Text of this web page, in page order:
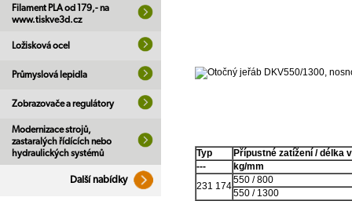
Filament PLA od 179,- na
www.tiskve3d.cz
Ložisková ocel
Průmyslová lepidla
Zobrazovače a regulátory
Modernizace strojů,
zastaralých řídících nebo
hydraulických systémů
Další nabídky
Typ
Přípustné zatížení / délka
---
kg/mm
231 174
550 / 800
550 / 1300